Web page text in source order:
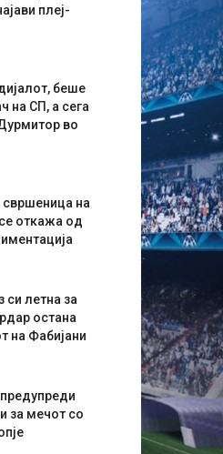
плеј-
беше
на СП, а сега
во
на
откажа од
си летна за
остана
на Фабијани
за мечот со